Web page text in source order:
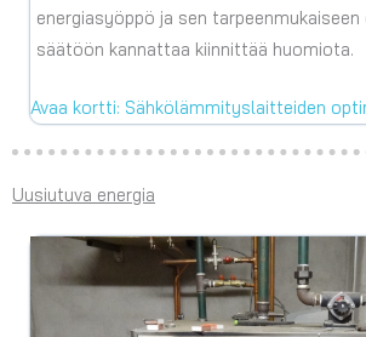
energiasyöppö ja sen tarpeenmukaiseen
säätöön kannattaa kiinnittää huomiota.
Avaa kortti: Sähkölämmityslaitteiden
Uusiutuva energia